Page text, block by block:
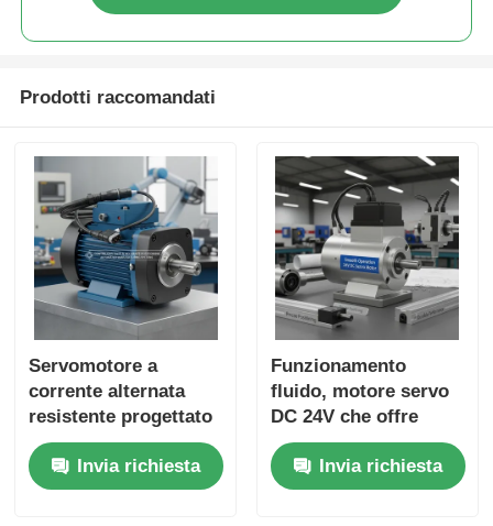
Prodotti raccomandati
Servomotore a
corrente alternata
resistente progettato
per il lavoro continuo
e il posizionamento
preciso nei sistemi di
Invia richiesta
Funzionamento
fluido, motore servo
DC 24V che offre
posizionamento
preciso e prestazioni
durature, adatto per
Invia richiesta